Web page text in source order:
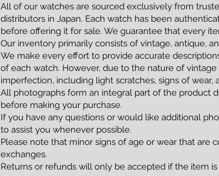
All of our watches are sourced exclusively from
distributors in Japan. Each watch has been
before offering it for sale. We guarantee that every
Our inventory primarily consists of vintage, antique,
We make every effort to provide accurate
of each watch. However, due to the nature of
imperfection, including light scratches, signs of
All photographs form an integral part of the product
before making your purchase.
If you have any questions or would like additional
to assist you whenever possible.
Please note that minor signs of age or wear that
exchanges.
Returns or refunds will only be accepted if the item